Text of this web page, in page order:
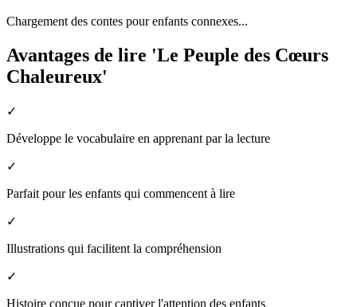
Chargement des contes pour enfants connexes...
Avantages de lire 'Le Peuple des Cœurs
Chaleureux'
✓
Développe le vocabulaire en apprenant par la lecture
✓
Parfait pour les enfants qui commencent à lire
✓
Illustrations qui facilitent la compréhension
✓
Histoire conçue pour captiver l'attention des enfants